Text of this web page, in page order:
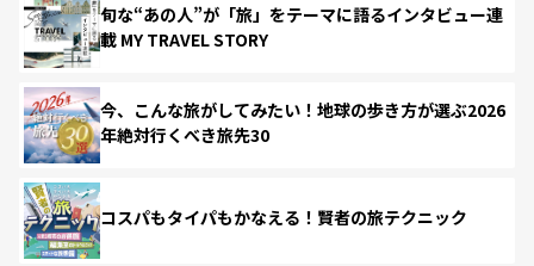
旬な“あの人”が「旅」をテーマに語るインタビュー連
載 MY TRAVEL STORY
今、こんな旅がしてみたい！地球の歩き方が選ぶ2026
年絶対行くべき旅先30
コスパもタイパもかなえる！賢者の旅テクニック